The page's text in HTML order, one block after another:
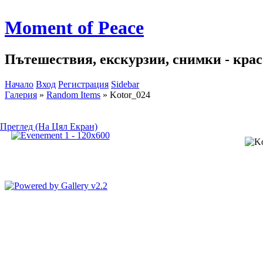
Moment of Peace
Пътешествия, екскурзии, снимки -
Начало Вход Регистрация Sidebar
Галерия » Random Items » Kotor_024
Преглед (На Цял Екран)